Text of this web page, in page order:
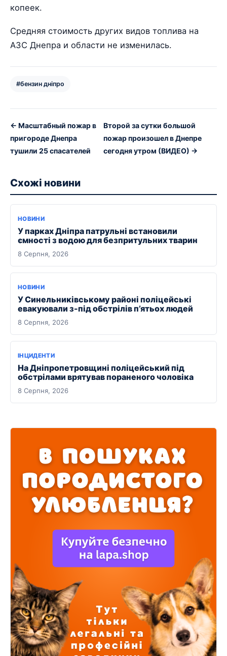
копеек.
Средняя стоимость других видов топлива на
АЗС Днепра и области не изменилась.
#бензин дніпро
← Масштабный пожар в
пригороде Днепра
тушили 25 спасателей
Второй за сутки большой
пожар произошел в Днепре
сегодня утром (ВИДЕО) →
Схожі новини
НОВИНИ
У парках Дніпра патрульні встановили
ємності з водою для безпритульних тварин
8 Серпня, 2026
НОВИНИ
У Синельниківському районі поліцейські
евакуювали з-під обстрілів п’ятьох людей
8 Серпня, 2026
ІНЦИДЕНТИ
На Дніпропетровщині поліцейський під
обстрілами врятував пораненого чоловіка
8 Серпня, 2026